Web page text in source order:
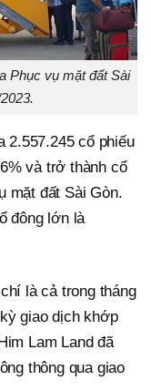
Phục vụ mặt đất Sài
2.557.245 cổ phiếu
và trở thành cổ
mặt đất Sài Gòn.
đông lớn là
là cả trong tháng
giao dịch khớp
Lam Land đã
thông qua giao